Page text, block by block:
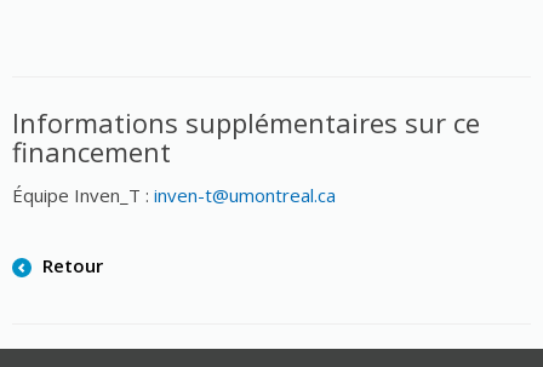
Informations supplémentaires sur ce
financement
Équipe Inven_T : inven-t@umontreal.ca
Retour